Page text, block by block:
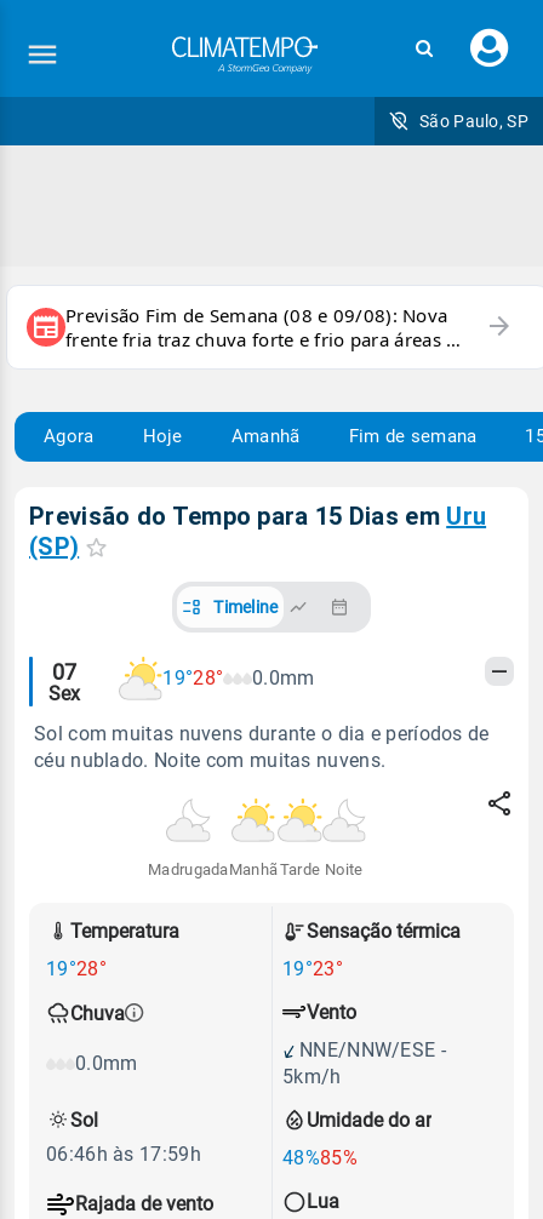
seu
São Paulo, SP
newspaper Previsão Fim de Semana (08 e 09/08): Nova
frente fria traz chuva forte e frio para áreas do
país
arrow_forward
Agora Hoje Amanhã Fim de semana
Previsão do Tempo para 15 Dias em Uru
(SP)
Timeline
Alertas
meteorológicos
07
Sex
19°28° 0.0mm
Sol com muitas nuvens durante o dia e períodos de
céu nublado. Noite com muitas nuvens.
Madrugada Manhã Tarde Noite
Temperatura
19°28°
Sensação térmica
19°23°
Chuva
0.0mm
Umidade do ar
48%85%
Vento
NNE/NNW/ESE -
5km/h
Rajada de vento
Sol
06:46h às 17:59h
Lua